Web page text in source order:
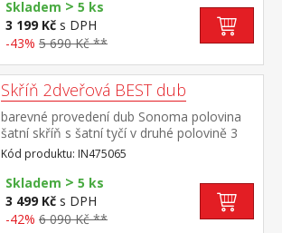
Skladem > 5 ks
3 199 Kč s DPH
-43% 5 690 Kč **
Skříň 2dveřová BEST dub
barevné provedení dub Sonoma polovina
šatní skříň s šatní tyčí v druhé polovině 3
police, z toho 2 variabilní rozměr police
(š/h) 38 × 40 cm ke skříni je možno
dokoupit nástavec IN405064
Kód produktu: IN475065
Skladem > 5 ks
3 499 Kč s DPH
-42% 6 090 Kč **